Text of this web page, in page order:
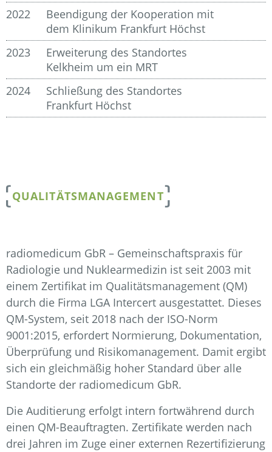
2022
Beendigung der Kooperation mit
dem Klinikum Frankfurt Höchst
2023
Erweiterung des Standortes
Kelkheim um ein MRT
2024
Schließung des Standortes
Frankfurt Höchst
QUALITÄTSMANAGEMENT
radiomedicum GbR – Gemeinschaftspraxis für
Radiologie und Nuklearmedizin ist seit 2003 mit
einem Zertifikat im Qualitätsmanagement (QM)
durch die Firma LGA Intercert ausgestattet. Dieses
QM-System, seit 2018 nach der ISO-Norm
9001:2015, erfordert Normierung, Dokumentation,
Überprüfung und Risikomanagement. Damit ergibt
sich ein gleichmäßig hoher Standard über alle
Standorte der radiomedicum GbR.
Die Auditierung erfolgt intern fortwährend durch
einen QM-Beauftragten. Zertifikate werden nach
drei Jahren im Zuge einer externen Rezertifizierung